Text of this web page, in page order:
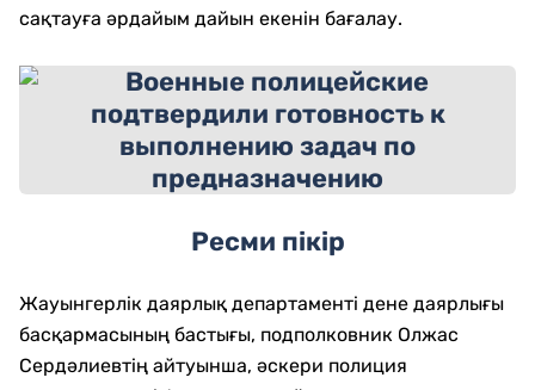
сақтауға әрдайым дайын екенін бағалау.
Ресми пікір
Жауынгерлік даярлық департаменті дене даярлығы
басқармасының бастығы, подполковник Олжас
Сердәлиевтің айтуынша, әскери полиция